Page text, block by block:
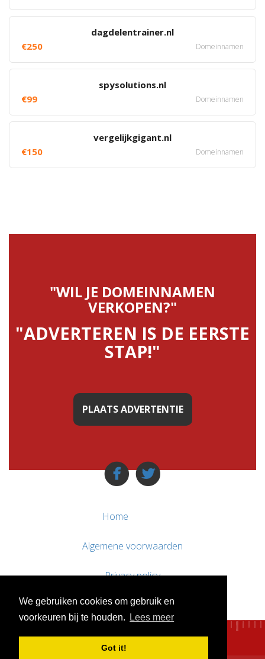
We gebruiken cookies om gebruik en
voorkeuren bij te houden.
Lees meer
Got it!
dagdelentrainer.nl
€250
Domeinnamen
spysolutions.nl
€99
Domeinnamen
vergelijkgigant.nl
€150
Domeinnamen
"WIL JE DOMEINNAMEN
VERKOPEN?"
"ADVERTEREN IS DE EERSTE
STAP!"
PLAATS ADVERTENTIE
Home
Algemene voorwaarden
Privacy policy
Contact / Support